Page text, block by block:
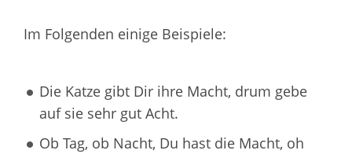
Im Folgenden einige Beispiele:
Die Katze gibt Dir ihre Macht, drum gebe
auf sie sehr gut Acht.
Ob Tag, ob Nacht, Du hast die Macht, oh